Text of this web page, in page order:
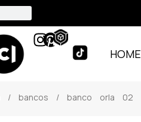
HOME
/ bancos / banco orla 02